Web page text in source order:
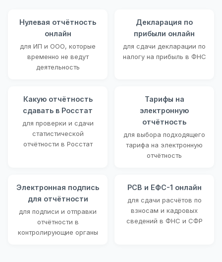
Нулевая отчётность
онлайн
для ИП и ООО, которые
временно не ведут
деятельность
Декларация по
прибыли онлайн
для сдачи декларации по
налогу на прибыль в ФНС
Какую отчётность
сдавать в Росстат
для проверки и сдачи
статистической
отчётности в Росстат
Тарифы на
электронную
отчётность
для выбора подходящего
тарифа на электронную
отчётность
Электронная подпись
для отчётности
для подписи и отправки
отчётности в
контролирующие органы
РСВ и ЕФС-1 онлайн
для сдачи расчётов по
взносам и кадровых
сведений в ФНС и СФР